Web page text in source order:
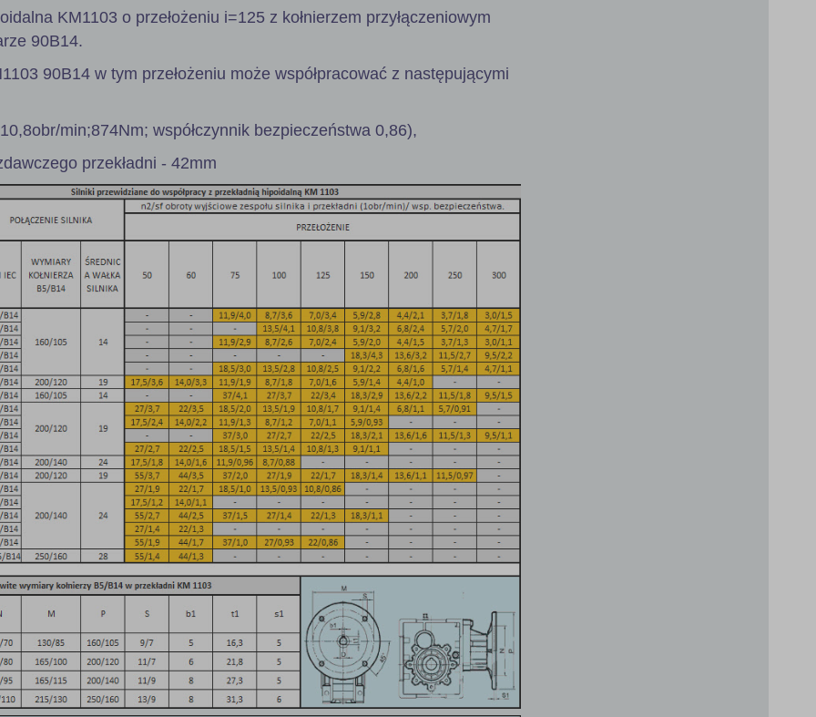
KM1103 o przełożeniu i=125 z kołnierzem przyłączeniowym
90B14.
90B14 w tym przełożeniu może współpracować z następującymi
min;874Nm; współczynnik bezpieczeństwa 0,86),
przekładni - 42mm